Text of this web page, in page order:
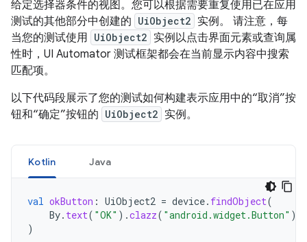
给定选择器条件的视图。您可以根据需要重复使用已在应用
测试的其他部分中创建的 UiObject2 实例。 请注意，每
当您的测试使用 UiObject2 实例以点击界面元素或查询属
性时，UI Automator 测试框架都会在当前显示内容中搜索
匹配项。
以下代码段展示了您的测试如何构建表示应用中的“取消”按
钮和“确定”按钮的 UiObject2 实例。
Kotlin Java
val okButton : UiObject2 = device. findObject(
By. text( "OK" ).clazz( "android.widget.Button" )
)